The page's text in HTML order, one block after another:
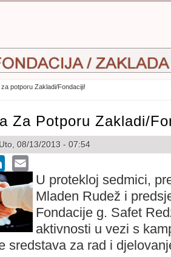
potporu Zakladi/Fondaciji!
Za Potporu Zakladi/
Uto, 08/13/2013 - 07:54
LinkedIn
U protekloj sedmici,
Mladen Rudež i
Fondacije g. Safet
aktivnosti u vezi s
sredstava za rad i